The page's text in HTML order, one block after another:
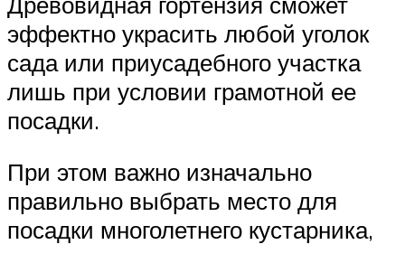
эффектно украсить любой уголок
сада или приусадебного участка
лишь при условии грамотной ее
посадки.
При этом важно изначально
правильно выбрать место для
посадки многолетнего кустарника,